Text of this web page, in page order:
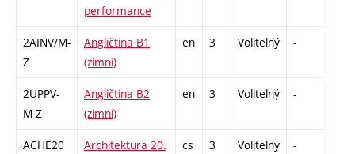
performance
2AINV/M-
Z
Angličtina B1
(zimní)
en 3 Volitelný -
2UPPV-
M-Z
Angličtina B2
(zimní)
en 3 Volitelný -
ACHE20
Architektura 20.
cs 3 Volitelný -